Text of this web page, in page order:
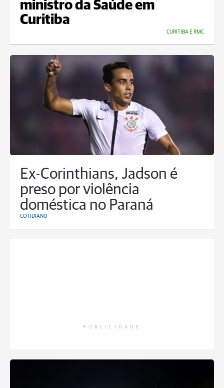
ministro da Saúde em
Curitiba
CURITIBA E RMC
Ex-Corinthians, Jadson é
preso por violência
doméstica no Paraná
COTIDIANO
PUBLICIDADE